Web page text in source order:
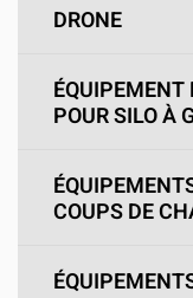
DRONE
ÉQUIPEMENT
POUR SILO À
COUPS DE